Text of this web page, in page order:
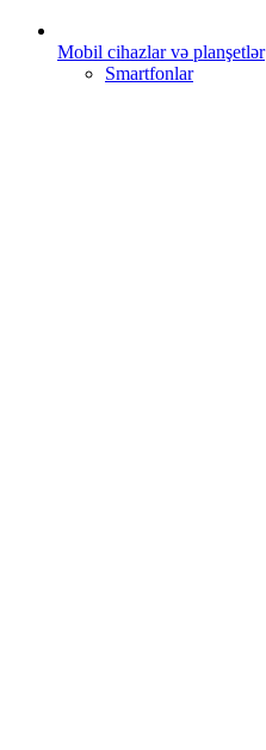
Mobil cihazlar və planşetlər
Smartfonlar